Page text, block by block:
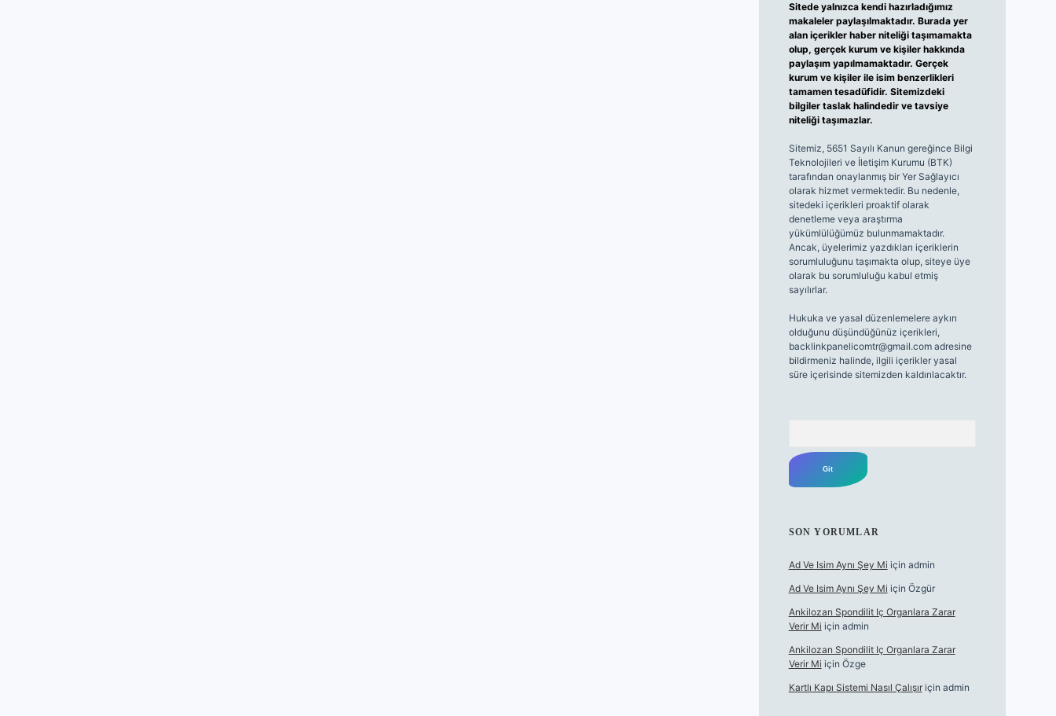
Sitede yalnızca kendi hazırladığımız
makaleler paylaşılmaktadır. Burada yer
alan içerikler haber niteliği taşımamakta
olup, gerçek kurum ve kişiler hakkında
paylaşım yapılmamaktadır. Gerçek
kurum ve kişiler ile isim benzerlikleri
tamamen tesadüfidir. Sitemizdeki
bilgiler taslak halindedir ve tavsiye
niteliği taşımazlar.
Sitemiz, 5651 Sayılı Kanun gereğince Bilgi
Teknolojileri ve İletişim Kurumu (BTK)
tarafından onaylanmış bir Yer Sağlayıcı
olarak hizmet vermektedir. Bu nedenle,
sitedeki içerikleri proaktif olarak
denetleme veya araştırma
yükümlülüğümüz bulunmamaktadır.
Ancak, üyelerimiz yazdıkları içeriklerin
sorumluluğunu taşımakta olup, siteye üye
olarak bu sorumluluğu kabul etmiş
sayılırlar.
Hukuka ve yasal düzenlemelere aykırı
olduğunu düşündüğünüz içerikleri,
backlinkpanelicomtr@gmail.comadresine
bildirmeniz halinde, ilgili içerikler yasal
süre içerisinde sitemizden kaldırılacaktır.
SON YORUMLAR
Ad Ve Isim Aynı Şey Mi için admin
Ad Ve Isim Aynı Şey Mi için Özgür
Ankilozan Spondilit Iç Organlara Zarar
Verir Mi için admin
Ankilozan Spondilit Iç Organlara Zarar
Verir Mi için Özge
Kartlı Kapı Sistemi Nasıl Çalışıriçin admin